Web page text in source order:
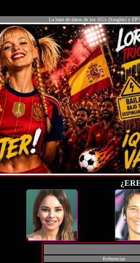
La base de datos de los SG's (Singles) y
Referencias